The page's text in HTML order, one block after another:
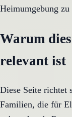
Heimumgebung zu
Warum
relevant ist
Diese Seite richtet
Familien, die für